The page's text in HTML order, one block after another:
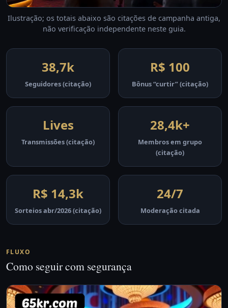
Ilustração; os totais abaixo são citações de campanha antiga,
não verificação independente neste guia.
38,7k
Seguidores (citação)
R$ 100
Bônus “curtir” (citação)
Lives
Transmissões (citação)
28,4k+
Membros em grupo
(citação)
R$ 14,3k
Sorteios abr/2026 (citação)
24/7
Moderação citada
FLUXO
Como seguir com segurança